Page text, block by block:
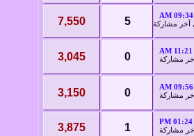
09:34 AM
5
7,550
11:21 AM
0
3,045
09:56 AM
0
3,150
01:24 PM
1
3,875